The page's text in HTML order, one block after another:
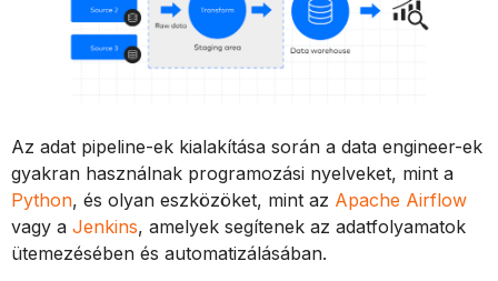
Az adat pipeline-ek kialakítása során a data engineer-ek
gyakran használnak programozási nyelveket, mint a
Python, és olyan eszközöket, mint az Apache Airflow
vagy a Jenkins, amelyek segítenek az adatfolyamatok
ütemezésében és automatizálásában.